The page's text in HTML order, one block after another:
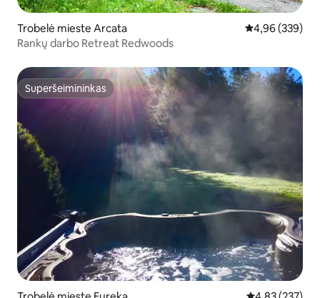
Trobelė mieste Arcata Vidutinis
4,96 (339)
Rankų darbo Retreat Redwoods
Superšeimininkas
Superšeimininkas